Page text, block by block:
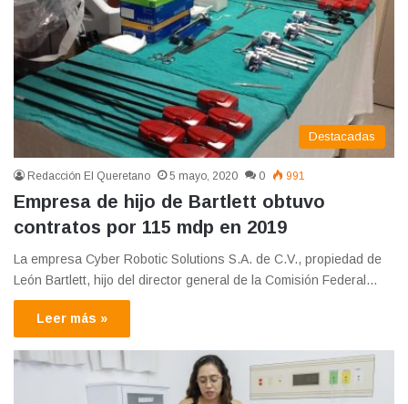
Destacadas
Redacción El Queretano 5 mayo, 2020 0 991
Empresa de hijo de Bartlett obtuvo
contratos por 115 mdp en 2019
La empresa Cyber Robotic Solutions S.A. de C.V., propiedad de
León Bartlett, hijo del director general de la Comisión Federal…
Leer más »